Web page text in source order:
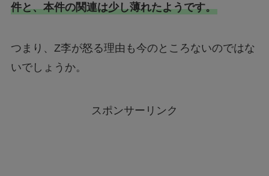
件と、本件の関連は少し薄れたようです。
つまり、Z李が怒る理由も今のところないのではな
いでしょうか。
スポンサーリンク